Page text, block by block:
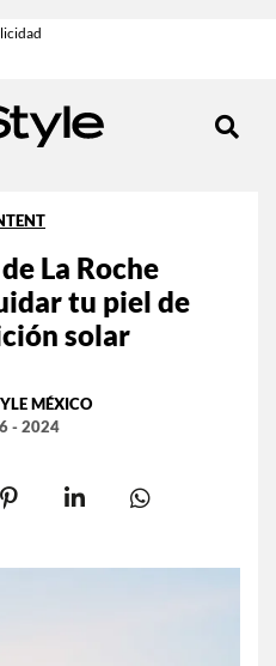
La Roche
tu piel de
solar
MÉXICO
- 2024